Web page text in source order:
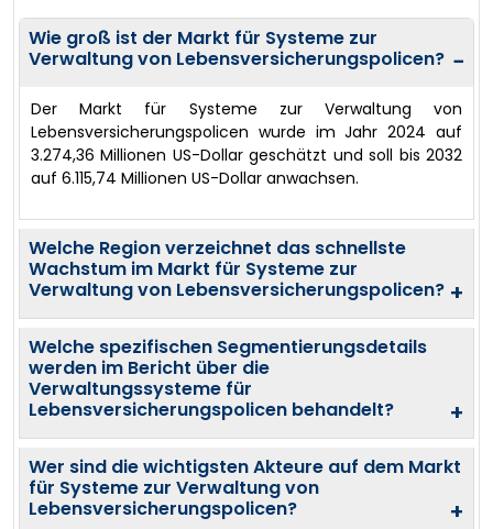
Wie groß ist der Markt für Systeme zur
Verwaltung von Lebensversicherungspolicen? −
Der Markt für Systeme zur Verwaltung von
Lebensversicherungspolicen wurde im Jahr 2024 auf
3.274,36 Millionen US-Dollar geschätzt und soll bis 2032
auf 6.115,74 Millionen US-Dollar anwachsen.
Welche Region verzeichnet das schnellste
Wachstum im Markt für Systeme zur
Verwaltung von Lebensversicherungspolicen? +
Welche spezifischen Segmentierungsdetails
werden im Bericht über die
Verwaltungssysteme für
Lebensversicherungspolicen behandelt?
+
Wer sind die wichtigsten Akteure auf dem Markt
für Systeme zur Verwaltung von
Lebensversicherungspolicen?
+